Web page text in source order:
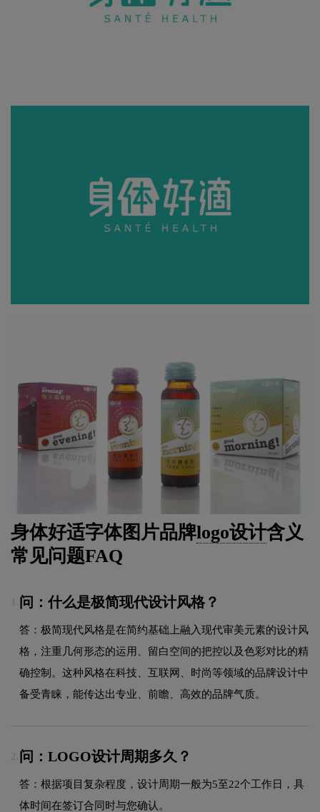
身体好适字体图片品牌logo设计含义
常见问题FAQ
问：什么是极简现代设计风格？
答：极简现代风格是在简约基础上融入现代审美元素的设计风
格，注重几何形态的运用、留白空间的把控以及色彩对比的精
确控制。这种风格在科技、互联网、时尚等领域的品牌设计中
备受青睐，能传达出专业、前瞻、高效的品牌气质。
2. 问：LOGO设计周期多久？
答：根据项目复杂程度，设计周期一般为5至22个工作日，具
体时间在签订合同时与您确认。